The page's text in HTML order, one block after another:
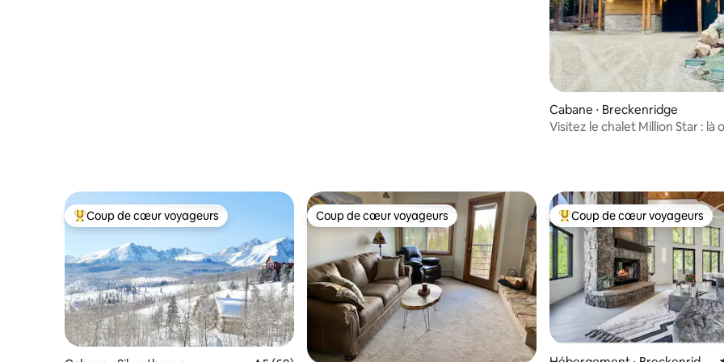
Cabane ⋅ Breckenridge
Visitez le chalet Million Star : là
Coups de cœur voyageurs les plus appréciés
Coup de cœur voyageurs Coup de cœur voyageurs
Coup de cœur voyageurs Coups de cœur voyageurs les
Coup de cœur voyageurs